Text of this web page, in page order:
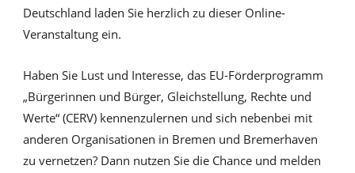
Deutschland laden Sie herzlich zu dieser Online-
Veranstaltung ein.
Haben Sie Lust und Interesse, das EU-Förderprogramm
„Bürgerinnen und Bürger, Gleichstellung, Rechte und
Werte“ (CERV) kennenzulernen und sich nebenbei mit
anderen Organisationen in Bremen und Bremerhaven
zu vernetzen? Dann nutzen Sie die Chance und melden